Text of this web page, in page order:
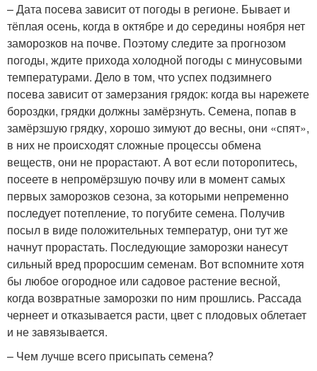
– Дата посева зависит от погоды в регионе. Бывает и
тёплая осень, когда в октябре и до середины ноября нет
заморозков на почве. Поэтому следите за прогнозом
погоды, ждите прихода холодной погоды с минусовыми
температурами. Дело в том, что успех подзимнего
посева зависит от замерзания грядок: когда вы нарежете
бороздки, грядки должны замёрзнуть. Семена, попав в
замёрзшую грядку, хорошо зимуют до весны, они «спят»,
в них не происходят сложные процессы обмена
веществ, они не прорастают. А вот если поторопитесь,
посеете в непромёрзшую почву или в момент самых
первых заморозков сезона, за которыми непременно
последует потепление, то погубите семена. Получив
посыл в виде положительных температур, они тут же
начнут прорастать. По­следующие заморозки нанесут
сильный вред проросшим семенам. Вот вспомните хотя
бы любое огородное или садовое растение весной,
когда возвратные заморозки по ним прошлись. Рассада
чернеет и отказывается расти, цвет с плодовых облетает
и не завязывается.
– Чем лучше всего присыпать семена?